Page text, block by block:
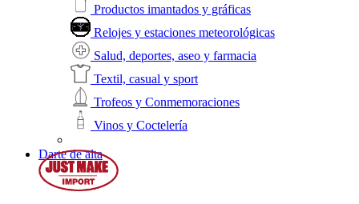
Productos imantados y gráficas
Relojes y estaciones meteorológicas
Salud, deportes, aseo y farmacia
Textil, casual y sport
Trofeos y Conmemoraciones
Vinos y Coctelería
Darte de alta